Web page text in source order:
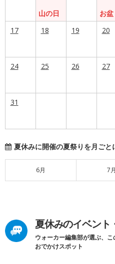
山の日
お盆
17
18 19 20
24 25 26 27
31
夏休みに開催の夏祭りを月ごと
6月 7月
夏休みのイベント
ウォーカー編集部が選ぶ、
おでかけスポット